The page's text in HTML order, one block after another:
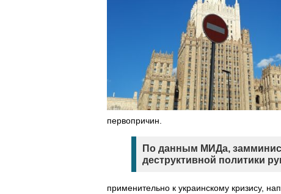
первопричин.
По данным МИДа,
деструктивной политики
применительно к украинскому кризису,